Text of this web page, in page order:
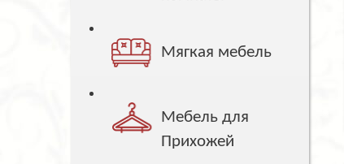
Мягкая мебель
Мебель для
Прихожей